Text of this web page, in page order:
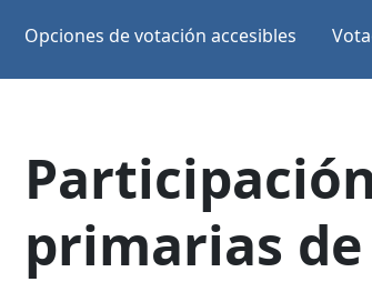
Opciones de votación accesibles
primarias